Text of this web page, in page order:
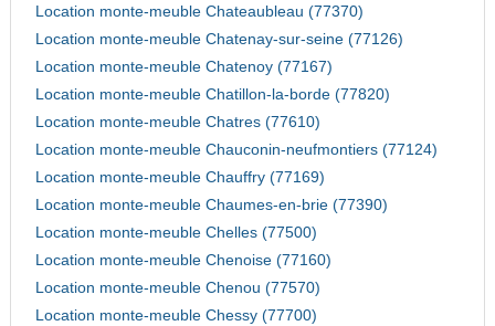
Location monte-meuble Chateaubleau (77370)
Location monte-meuble Chatenay-sur-seine (77126)
Location monte-meuble Chatenoy (77167)
Location monte-meuble Chatillon-la-borde (77820)
Location monte-meuble Chatres (77610)
Location monte-meuble Chauconin-neufmontiers (77124)
Location monte-meuble Chauffry (77169)
Location monte-meuble Chaumes-en-brie (77390)
Location monte-meuble Chelles (77500)
Location monte-meuble Chenoise (77160)
Location monte-meuble Chenou (77570)
Location monte-meuble Chessy (77700)